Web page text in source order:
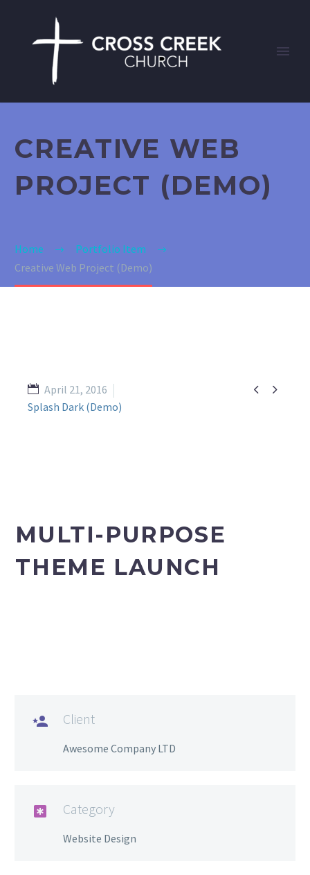
CREATIVE WEB
PROJECT (DEMO)
Home
Portfolio Item
Creative Web Project (Demo)
 
April 21, 2016
Splash Dark (Demo)
MULTI-PURPOSE
THEME LAUNCH
 Client
Awesome Company LTD
 Category
Website Design